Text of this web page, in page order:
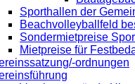
Sporthallen der
Beachvolleyballfeld
Sondermietpreise
Mietpreise für
ordnungen